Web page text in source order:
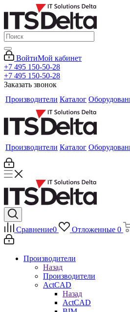
ВойтиМой кабинет
+7 495 150-50-28
+7 495 150-50-28
Заказать звонок
Производители Каталог
Производители Каталог
Сравнение0 Отложенные 0
Производители
Назад
Производители
ActCAD
Назад
ActCAD